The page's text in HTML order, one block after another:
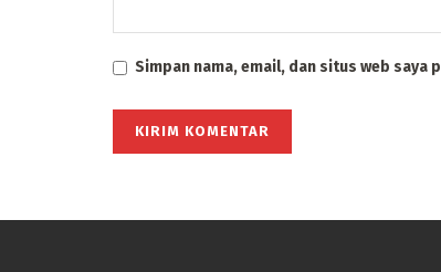
Simpan nama, email, dan situs web